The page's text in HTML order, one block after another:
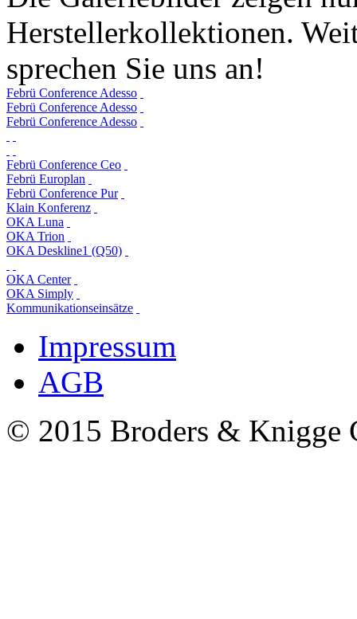
Herstellerkollektionen.
sprechen Sie uns an!
Febrü Conference Adesso
Febrü Conference Adesso
Febrü Conference Adesso
Febrü Conference Ceo
Febrü Europlan
Febrü Conference Pur
Klain Konferenz
OKA Luna
OKA Trion
OKA Deskline1 (Q50)
OKA Center
OKA Simply
Kommunikationseinsätze
Impressum
AGB
© 2015 Broders & Knigge